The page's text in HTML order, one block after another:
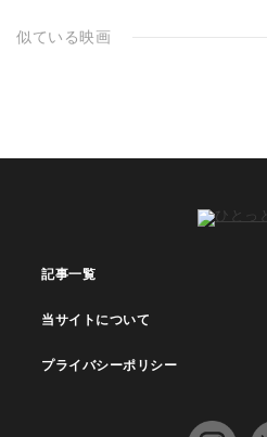
似ている映画
記事一覧
当サイトについて
プライバシーポリシー